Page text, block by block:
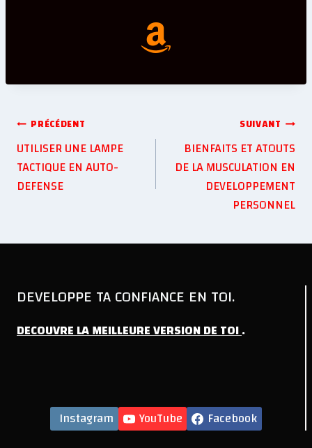
PRÉCÉDENT
UTILISER UNE LAMPE
TACTIQUE EN AUTO-
DEFENSE
SUIVANT
BIENFAITS ET ATOUTS
DE LA MUSCULATION EN
DEVELOPPEMENT
PERSONNEL
DEVELOPPE TA CONFIANCE EN TOI.
DECOUVRELAMEILLEUREVERSIONDETOI.
Instagram YouTube Facebook